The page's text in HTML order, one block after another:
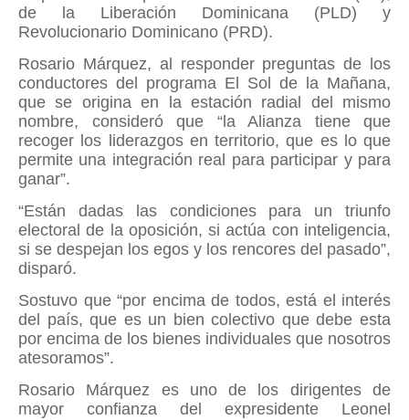
de la Liberación Dominicana (PLD) y
Revolucionario Dominicano (PRD).
Rosario Márquez, al responder preguntas de los
conductores del programa El Sol de la Mañana,
que se origina en la estación radial del mismo
nombre, consideró que “la Alianza tiene que
recoger los liderazgos en territorio, que es lo que
permite una integración real para participar y para
ganar”.
“Están dadas las condiciones para un triunfo
electoral de la oposición, si actúa con inteligencia,
si se despejan los egos y los rencores del pasado”,
disparó.
Sostuvo que “por encima de todos, está el interés
del país, que es un bien colectivo que debe esta
por encima de los bienes individuales que nosotros
atesoramos”.
Rosario Márquez es uno de los dirigentes de
mayor confianza del expresidente Leonel